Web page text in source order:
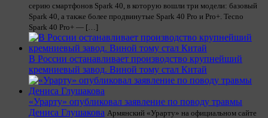
серию смартфонов Spark 40, в которую вошли три модели: базовый
Spark 40, а также более продвинутые Spark 40 Pro и Pro+. Tecno
Spark 40 Pro+ — […]
В России останавливает производство крупнейший
кремниевый завод. Виной тому стал Китай
«Урарту» опубликовал заявление по поводу травмы
Дениса Глушакова Армянский «Урарту» на официальном сайте